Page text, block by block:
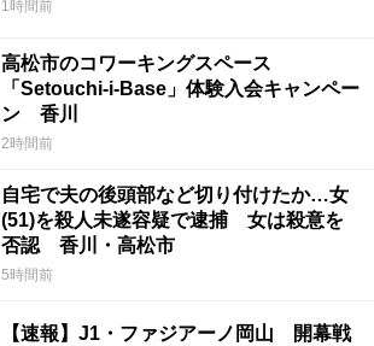
1時間前
高松市のコワーキングスペース
「Setouchi-i-Base」体験入会キャンペー
ン 香川
2時間前
自宅で夫の後頭部など切り付けたか…女
(51)を殺人未遂容疑で逮捕 女は殺意を
否認 香川・高松市
5時間前
【速報】J1・ファジアーノ岡山 開幕戦